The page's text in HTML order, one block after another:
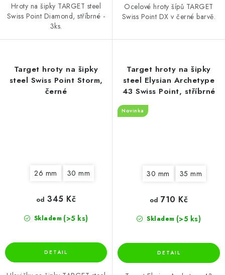
Hroty na šipky TARGET steel
Swiss Point Diamond, stříbrné -
3ks.
Ocelové hroty šípů TARGET
Swiss Point DX v černé barvě.
Target hroty na šipky
steel Swiss Point Storm,
černé
26 mm 30 mm
Skladem (>5 ks)
od 345 Kč
Target hroty na šipky
steel Elysian Archetype
43 Swiss Point, stříbrné
Novinka
30 mm 35 mm
Skladem (>5 ks)
od 710 Kč